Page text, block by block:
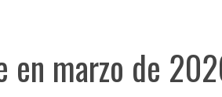
en marzo de